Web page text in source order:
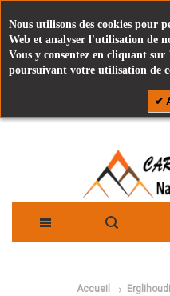
Nous utilisons des cookies pour
Web et analyser l'utilisation de
Vous y consentez en cliquant
poursuivant votre utilisation de
Accueil